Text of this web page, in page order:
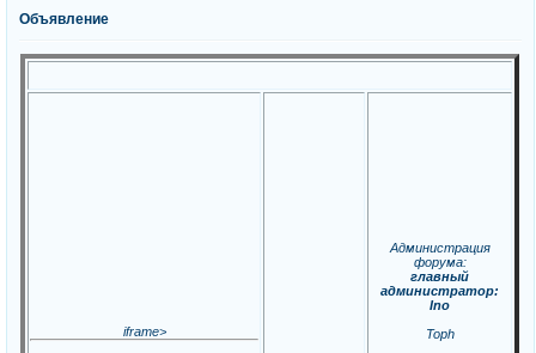
Объявление
iframe>
Администрация
форума:
главный
администратор:
Ino
Toph